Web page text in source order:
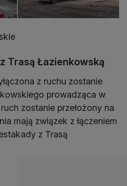
Trasą Łazienkowską
z ruchu zostanie
prowadząca w
zostanie przełożony na
mają związek z łączeniem
z Trasą